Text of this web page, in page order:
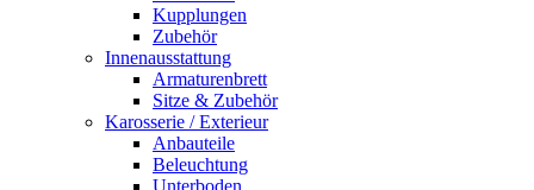
Kupplungen
Zubehör
Innenausstattung
Armaturenbrett
Sitze & Zubehör
Karosserie / Exterieur
Anbauteile
Beleuchtung
Unterboden